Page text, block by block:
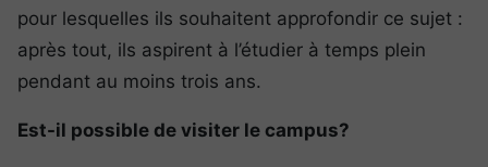
pour lesquelles ils souhaitent approfondir ce sujet :
après tout, ils aspirent à l’étudier à temps plein
pendant au moins trois ans.
Est-il possible de visiter le campus?